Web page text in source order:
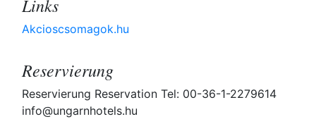
Links
Akcioscsomagok.hu
Reservierung
Reservierung Reservation Tel: 00-36-1-2279614
info@ungarnhotels.hu